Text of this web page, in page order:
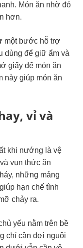
Món ăn nhờ đó
hơn.
một bước hỗ trợ
dùng để giữ ẩm và
giấy để món ăn
này giúp món ăn
vỉ và
khi nướng là vệ
vụn thức ăn
những mảng
hạn chế tình
chảy ra.
yếu nằm trên bề
chỉ cần đợi nguội